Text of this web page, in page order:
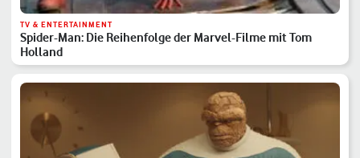
TV & ENTERTAINMENT
Spider-Man: Die Reihenfolge der Marvel-Filme mit Tom
Holland